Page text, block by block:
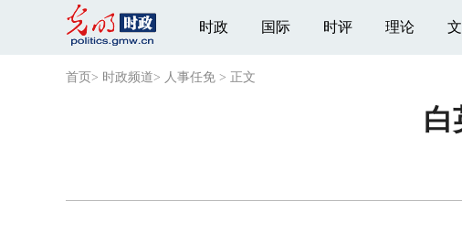
时政 国际 时评 理论
首页 > 时政频道> 人事任免 > 正文
白